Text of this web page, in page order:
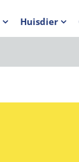
Huisdier